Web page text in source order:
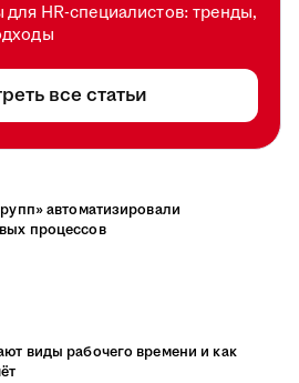
для HR-специалистов: тренды,
все статьи
автоматизировали
процессов
виды рабочего времени и как